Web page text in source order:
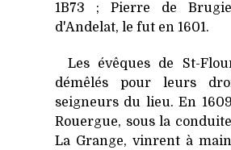
1B73 ; Pierre de
d'Andelat, le fut en 1601.
Les évêques de St-
démêlés pour leurs
seigneurs du lieu. En
Rouergue, sous la
La Grange, vinrent à